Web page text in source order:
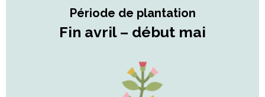
Période de plantation
Fin avril – début mai